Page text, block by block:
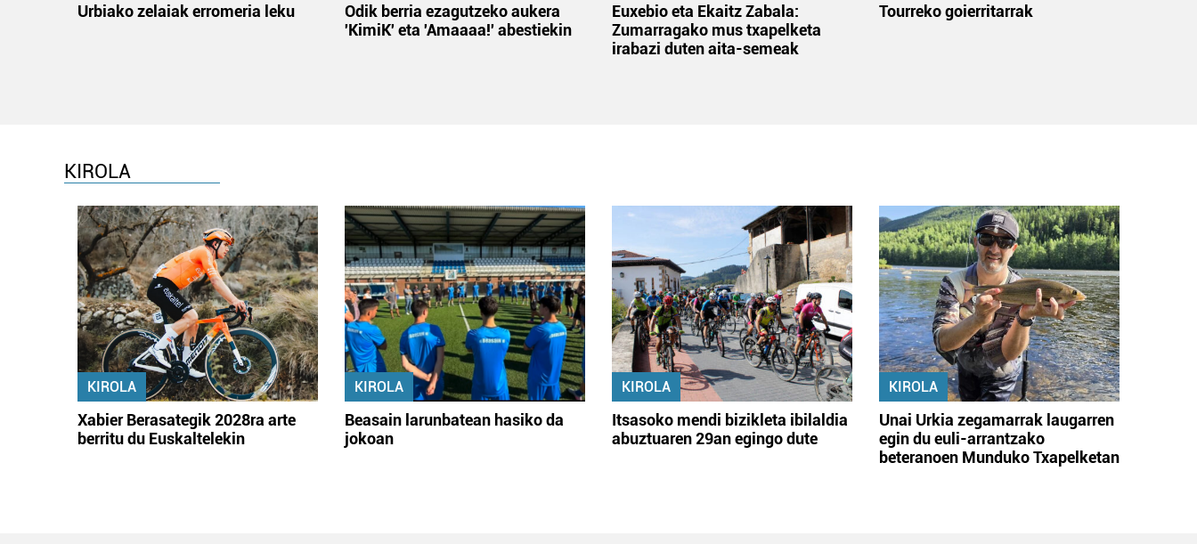
Urbiako zelaiak erromeria leku
Odik berria ezagutzeko aukera
'KimiK' eta 'Amaaaa!' abestiekin
Euxebio eta Ekaitz Zabala:
Zumarragako mus txapelketa
irabazi duten aita-semeak
Tourreko goierritarrak
KIROLA
KIROLA
Xabier Berasategik 2028ra arte
berritu du Euskaltelekin
KIROLA
Beasain larunbatean hasiko da
jokoan
KIROLA
Itsasoko mendi bizikleta ibilaldia
abuztuaren 29an egingo dute
KIROLA
Unai Urkia zegamarrak laugarren
egin du euli-arrantzako
beteranoen Munduko Txapelketan